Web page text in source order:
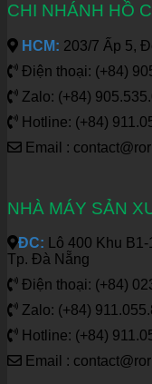
CHI NHÁNH HỒ
HCM: 203/7 Ấp 5,
Điện thoại: (+84)
Zalo: (+84)
Hotline: (+84)
Email :
NHÀ MÁY SẢN
ĐC: Lô 400 Khu
Tp. Đà Nẵng
Điện thoại: (+84)
Zalo: (+84)
Hotline: (+84)
Email :